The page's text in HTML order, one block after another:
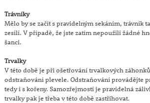
Trávníky
Mělo by se začít s pravidelným sekáním, trávník
zesílí. V případě, že jste zatím nepoužili žádné
šanci.
Trvalky
V této době je při ošetřování trvalkových
odstraňování plevele. Odstraňování provádějte
tedy i s kořeny. Samozřejmostí je pravidelná
trvalky pak je třeba v této době zastřihovat.